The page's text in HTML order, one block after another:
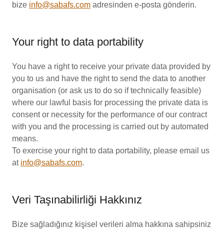
bize info@sabafs.com adresinden e-posta gönderin.
Your right to data portability
You have a right to receive your private data provided by
you to us and have the right to send the data to another
organisation (or ask us to do so if technically feasible)
where our lawful basis for processing the private data is
consent or necessity for the performance of our contract
with you and the processing is carried out by automated
means.
To exercise your right to data portability, please email us
at info@sabafs.com.
Veri Taşınabilirliği Hakkınız
Bize sağladığınız kişisel verileri alma hakkına sahipsiniz